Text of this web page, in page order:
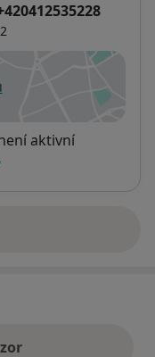
v nové záložce
aktivní